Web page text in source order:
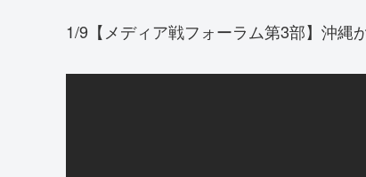
1/9【メディア戦フォーラム第3部】沖